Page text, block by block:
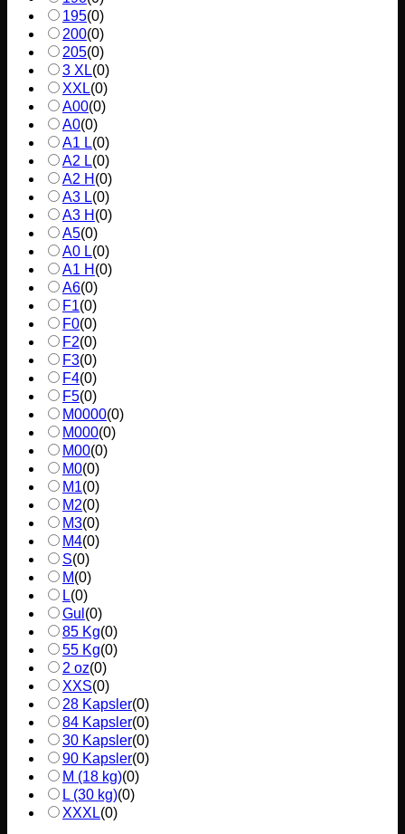
195(0)
200(0)
205(0)
3 XL(0)
XXL(0)
A00(0)
A0(0)
A1 L(0)
A2 L(0)
A2 H (0)
A3 L(0)
A3 H (0)
A5(0)
A0 L(0)
A1 H (0)
A6(0)
F1(0)
F0(0)
F2(0)
F3(0)
F4(0)
F5(0)
M0000(0)
M000(0)
M00(0)
M0(0)
M1(0)
M2(0)
M3(0)
M4(0)
S(0)
M(0)
L(0)
Gul (0)
85 Kg(0)
55 Kg(0)
2 oz(0)
XXS(0)
28 Kapsler(0)
84 Kapsler(0)
30 Kapsler(0)
90 Kapsler(0)
M (18 kg)(0)
L (30 kg)(0)
XXXL(0)